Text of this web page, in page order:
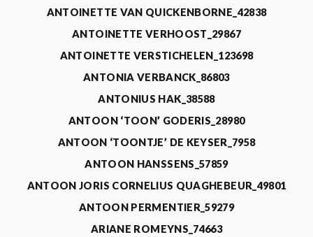
ANTOINETTE VAN QUICKENBORNE_42838
ANTOINETTE VERHOOST_29867
ANTOINETTE VERSTICHELEN_123698
ANTONIA VERBANCK_86803
ANTONIUS HAK_38588
ANTOON ‘TOON’ GODERIS_28980
ANTOON ‘TOONTJE’ DE KEYSER_7958
ANTOON HANSSENS_57859
ANTOON JORIS CORNELIUS QUAGHEBEUR_49801
ANTOON PERMENTIER_59279
ARIANE ROMEYNS_74663